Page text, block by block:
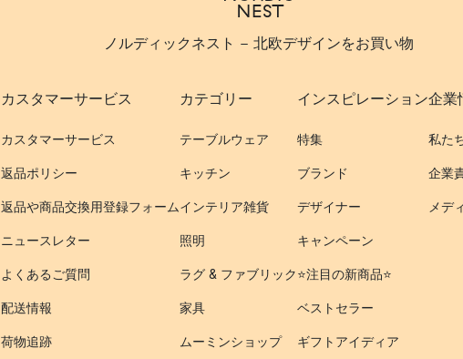
ノルディックネスト - 北欧デザインをお買い物
カスタマーサービス
カスタマーサービス
返品ポリシー
返品や商品交換用登録フォーム
ニュースレター
よくあるご質問
配送情報
荷物追跡
カテゴリー
テーブルウェア
キッチン
インテリア雑貨
照明
ラグ & ファブリック
家具
ムーミンショップ
インスピレーション
特集
ブランド
デザイナー
キャンペーン
⭐️注目の新商品⭐️
ベストセラー
ギフトアイディア
企業
私た
企業
メデ